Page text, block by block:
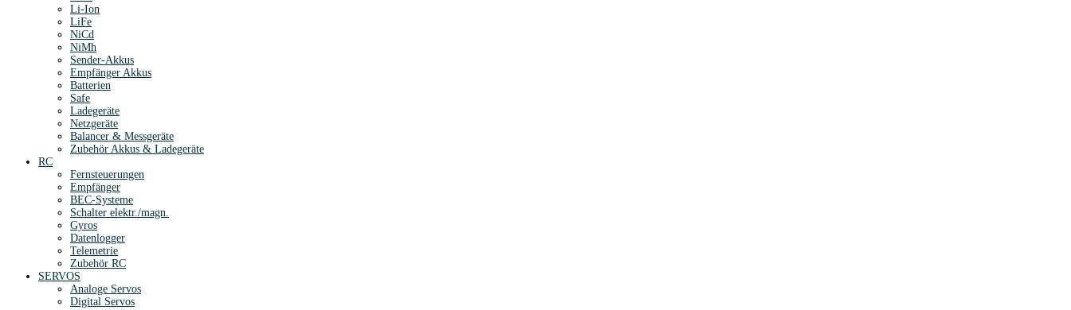
Li-Ion
LiFe
NiCd
NiMh
Sender-Akkus
Empfänger Akkus
Batterien
Safe
Ladegeräte
Netzgeräte
Balancer & Messgeräte
Zubehör Akkus & Ladegeräte
RC
Fernsteuerungen
Empfänger
BEC-Systeme
Schalter elektr./magn.
Gyros
Datenlogger
Telemetrie
Zubehör RC
SERVOS
Analoge Servos
Digital Servos